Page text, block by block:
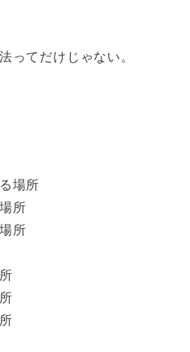
ってだけじゃない。
場所
所
所